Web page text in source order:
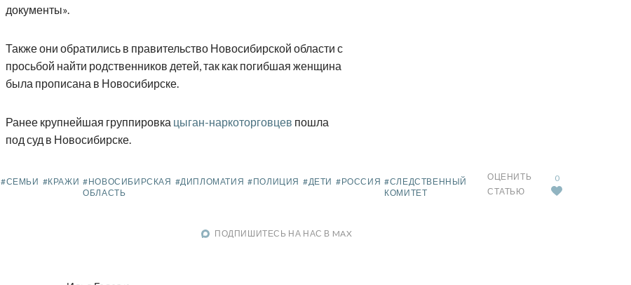
документы».
Также они обратились в правительство Новосибирской области с
просьбой найти родственников детей, так как погибшая женщина
была прописана в Новосибирске.
Ранее крупнейшая группировка цыган-наркоторговцев пошла
под суд в Новосибирске.
#СЕМЬИ #КРАЖИ #НОВОСИБИРСКАЯ
ОБЛАСТЬ
#ДИПЛОМАТИЯ #ПОЛИЦИЯ #ДЕТИ #РОССИЯ #СЛЕДСТВЕННЫЙ
КОМИТЕТ
ОЦЕНИТЬ
СТАТЬЮ
0
ПОДПИШИТЕСЬ НА НАС В MAX